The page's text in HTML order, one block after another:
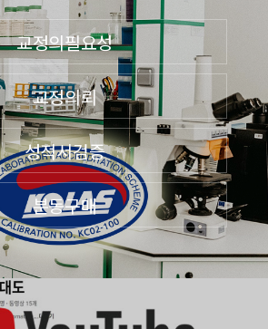
교정의필요성
교정의뢰
성적서검증
분동구매